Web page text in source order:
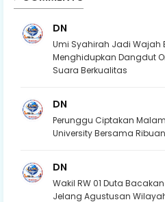
DN
Umi Syahirah Jadi Wajah
Menghidupkan Dangdut
Suara Berkualitas
DN
Perunggu Ciptakan
University Bersama
DN
Wakil RW 01 Duta
Jelang Agustusan